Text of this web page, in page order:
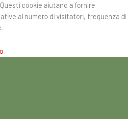
cookie aiutano a fornire
al numero di visitatori, frequenza di